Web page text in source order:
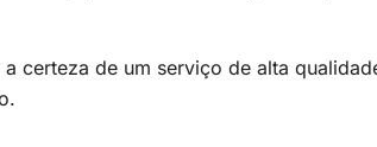
certeza de um serviço de alta